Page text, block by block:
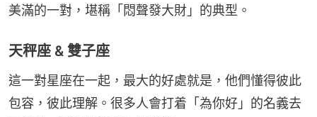
美滿的一對，堪稱「悶聲發大財」的典型。
天秤座 & 雙子座
這一對星座在一起，最大的好處就是，他們懂得彼此
包容，彼此理解。很多人會打着「為你好」的名義去